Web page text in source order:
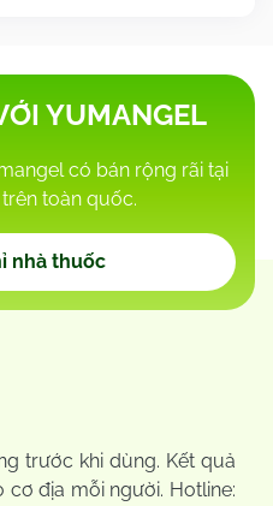
YUMANGEL
có bán rộng rãi tại
toàn quốc.
nhà thuốc
trước khi dùng. Kết quả
địa mỗi người. Hotline: